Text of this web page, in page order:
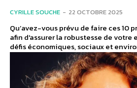
CYRILLE SOUCHE - 22 OCTOBRE 2025
Qu’avez-vous prévu de faire ces 10
afin d'assurer la robustesse de votre
défis économiques, sociaux et